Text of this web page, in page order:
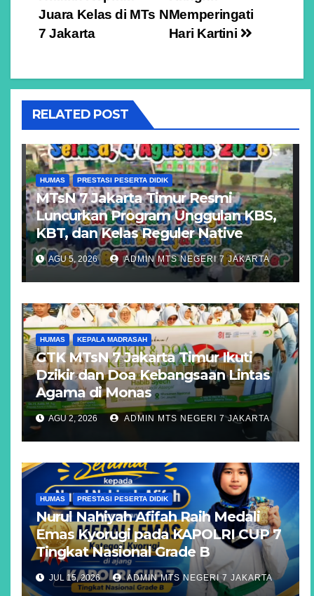
pos
Memperingati
Hari Kartini
Juara Kelas di MTs N
7 Jakarta
RELATED POST
HUMAS PRESTASI PESERTA DIDIK
MTsN 7 Jakarta Timur Resmi
Luncurkan Program Unggulan KBS,
KBT, dan Kelas Reguler Native
AGU 5, 2026 ADMIN MTS NEGERI 7 JAKARTA
HUMAS KEPALA MADRASAH
GTK MTsN 7 Jakarta Timur Ikuti
Dzikir dan Doa Kebangsaan Lintas
Agama di Monas
AGU 2, 2026 ADMIN MTS NEGERI 7 JAKARTA
HUMAS PRESTASI PESERTA DIDIK
Nurul Nahiyah Afifah Raih Medali
Emas Kyorugi pada KAPOLRI CUP 7
Tingkat Nasional Grade B
JUL 15, 2026 ADMIN MTS NEGERI 7 JAKARTA